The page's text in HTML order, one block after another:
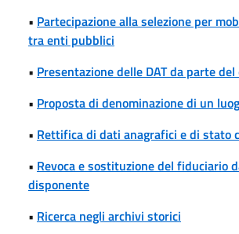
• Partecipazione alla selezione per
tra enti pubblici
• Presentazione delle DAT da parte
• Proposta di denominazione di un
• Rettifica di dati anagrafici e di stato
• Revoca e sostituzione del fiduciario
disponente
• Ricerca negli archivi storici